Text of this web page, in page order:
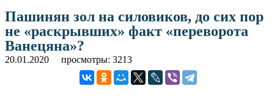
Пашинян зол на силовиков, до сих пор
не «раскрывших» факт «переворота
Ванецяна»?
20.01.2020 просмотры: 3213